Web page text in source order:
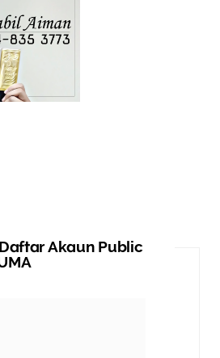
Akaun Public